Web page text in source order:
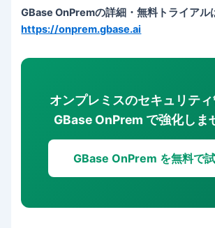
GBase OnPremの詳細・無料トライア
https://onprem.gbase.ai
オンプレミスのセキュリティ
GBase OnPrem で強化しま
GBase OnPrem を無料で